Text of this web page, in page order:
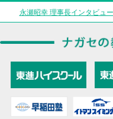
永瀬昭幸 理事長インタビュー